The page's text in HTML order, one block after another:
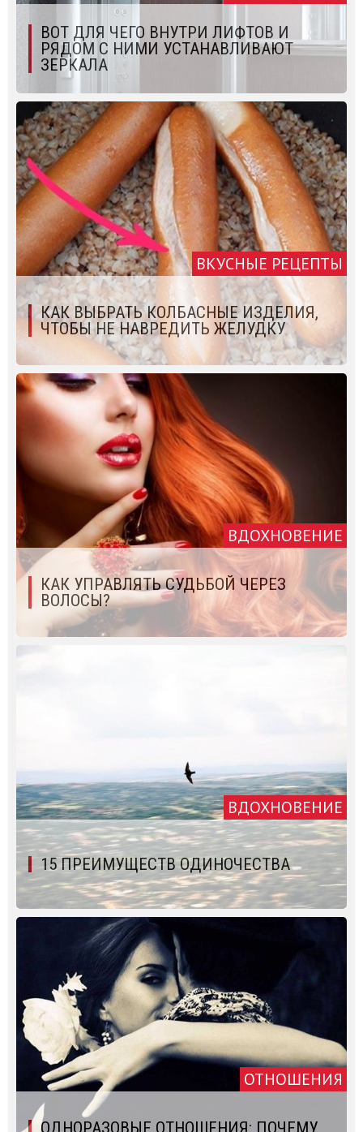
ВОТ ДЛЯ ЧЕГО ВНУТРИ ЛИФТОВ И
РЯДОМ С НИМИ УСТАНАВЛИВАЮТ
ЗЕРКАЛА
ВКУСНЫЕ РЕЦЕПТЫ
КАК ВЫБРАТЬ КОЛБАСНЫЕ ИЗДЕЛИЯ,
ЧТОБЫ НЕ НАВРЕДИТЬ ЖЕЛУДКУ
ВДОХНОВЕНИЕ
КАК УПРАВЛЯТЬ СУДЬБОЙ ЧЕРЕЗ
ВОЛОСЫ?
ВДОХНОВЕНИЕ
15 ПРЕИМУЩЕСТВ ОДИНОЧЕСТВА
ОТНОШЕНИЯ
ОДНОРАЗОВЫЕ ОТНОШЕНИЯ: ПОЧЕМУ